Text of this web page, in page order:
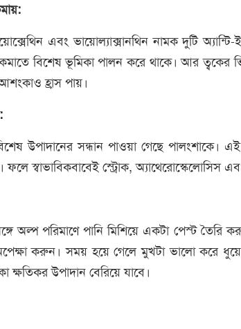
এবং ভায়োল্যাক্সানথিন নামক দুটি
কমাতে বিশেষ ভূমিকা পালন করে থাকে। আর ত্বকের
হ্রাস পায়।
উপাদানের সন্ধান পাওয়া গেছে পালংশাকে।
স্বাভাবিকবাবেই স্ট্রোক, অ্যাথেরোস্কেলোসিস
অল্প পরিমাণে পানি মিশিয়ে একটা পেস্ট
করুন। সময় হয়ে গেলে মুখটা ভালো করে ধুয়ে
ক্ষতিকর উপাদান বেরিয়ে যাবে।